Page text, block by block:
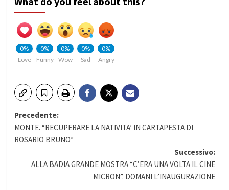
0%
Love
0%
Funny
0%
Wow
0%
Sad
0%
Angry
Navigazione
articolo
Precedente:
MONTE. “RECUPERARE LA NATIVITA’ IN CARTAPESTA DI
ROSARIO BRUNO”
Successivo:
ALLA BADIA GRANDE MOSTRA “C’ERA UNA VOLTA IL CINE
MICRON”. DOMANI L’INAUGURAZIONE